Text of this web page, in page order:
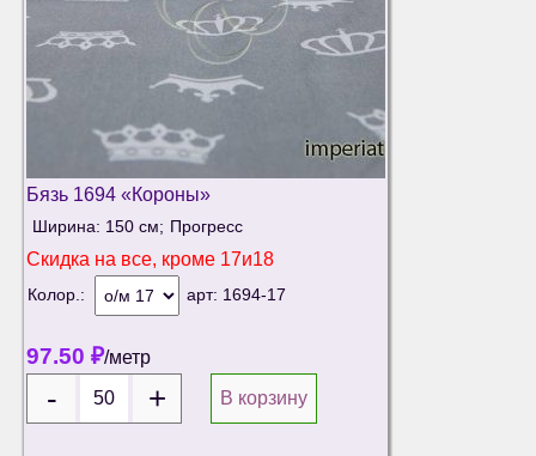
Бязь 1694 «Короны»
Ширина: 150 см; Прогресс
Скидка на все, кроме 17и18
Колор.: арт: 1694-17
97.50 ₽/метр
В корзину